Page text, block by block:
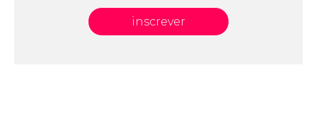
inscrever